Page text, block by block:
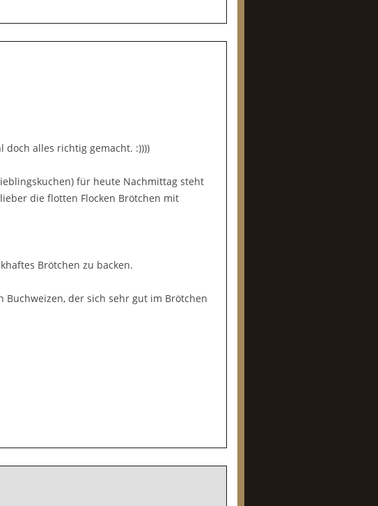
alles richtig gemacht. :))))
für heute Nachmittag steht
die flotten Flocken Brötchen mit
Brötchen zu backen.
Buchweizen, der sich sehr gut im Brötchen